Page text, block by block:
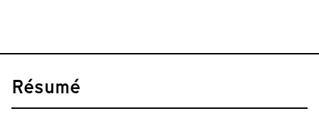
Résumé